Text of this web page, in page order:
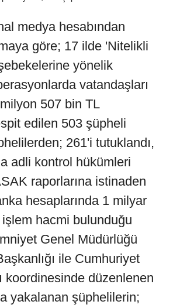
medya hesabından
göre; 17 ilde 'Nitelikli
şebekelerine yönelik
vatandaşları
507 bin TL
edilen 503 şüpheli
261'i tutuklandı,
adli kontrol hükümleri
raporlarına istinaden
hesaplarında 1 milyar
hacmi bulunduğu
Genel Müdürlüğü
ile Cumhuriyet
koordinesinde düzenlenen
yakalanan şüphelilerin;